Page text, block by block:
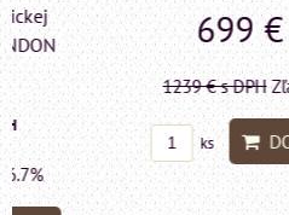
699 €s DPH
1239 €s DPH Zľava 43.6%
ks DO KOŠÍKA